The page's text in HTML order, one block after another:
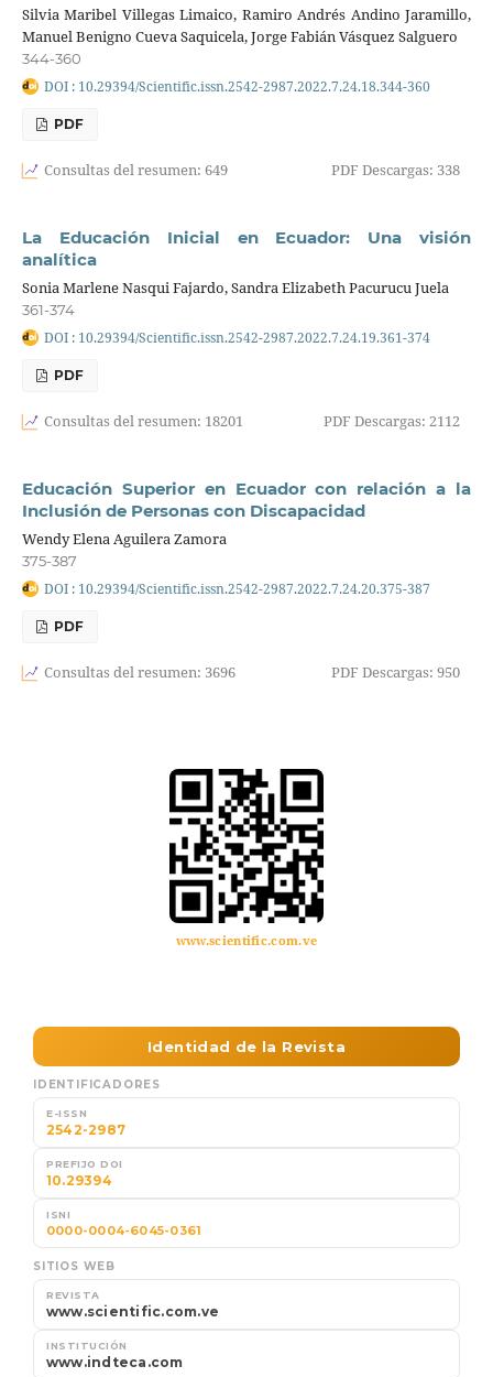
Silvia Maribel Villegas Limaico, Ramiro Andrés Andino Jaramillo,
Manuel Benigno Cueva Saquicela, Jorge Fabián Vásquez Salguero
344-360
DOI : 10.29394/Scientific.issn.2542-2987.2022.7.24.18.344-360
PDF
Consultas del resumen: 649 PDF Descargas: 338
La Educación Inicial en Ecuador: Una visión
analítica
Sonia Marlene Nasqui Fajardo, Sandra Elizabeth Pacurucu Juela
361-374
DOI : 10.29394/Scientific.issn.2542-2987.2022.7.24.19.361-374
PDF
Consultas del resumen: 18201 PDF Descargas: 2112
Educación Superior en Ecuador con relación a la
Inclusión de Personas con Discapacidad
Wendy Elena Aguilera Zamora
375-387
DOI : 10.29394/Scientific.issn.2542-2987.2022.7.24.20.375-387
PDF
Consultas del resumen: 3696 PDF Descargas: 950
www.scientific.com.ve